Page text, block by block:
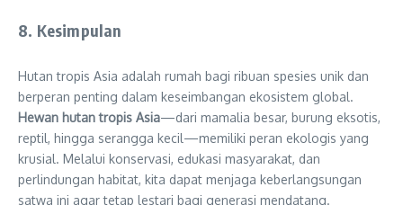
8. Kesimpulan
Hutan tropis Asia adalah rumah bagi ribuan spesies unik dan
berperan penting dalam keseimbangan ekosistem global.
Hewan hutan tropis Asia—dari mamalia besar, burung eksotis,
reptil, hingga serangga kecil—memiliki peran ekologis yang
krusial. Melalui konservasi, edukasi masyarakat, dan
perlindungan habitat, kita dapat menjaga keberlangsungan
satwa ini agar tetap lestari bagi generasi mendatang.